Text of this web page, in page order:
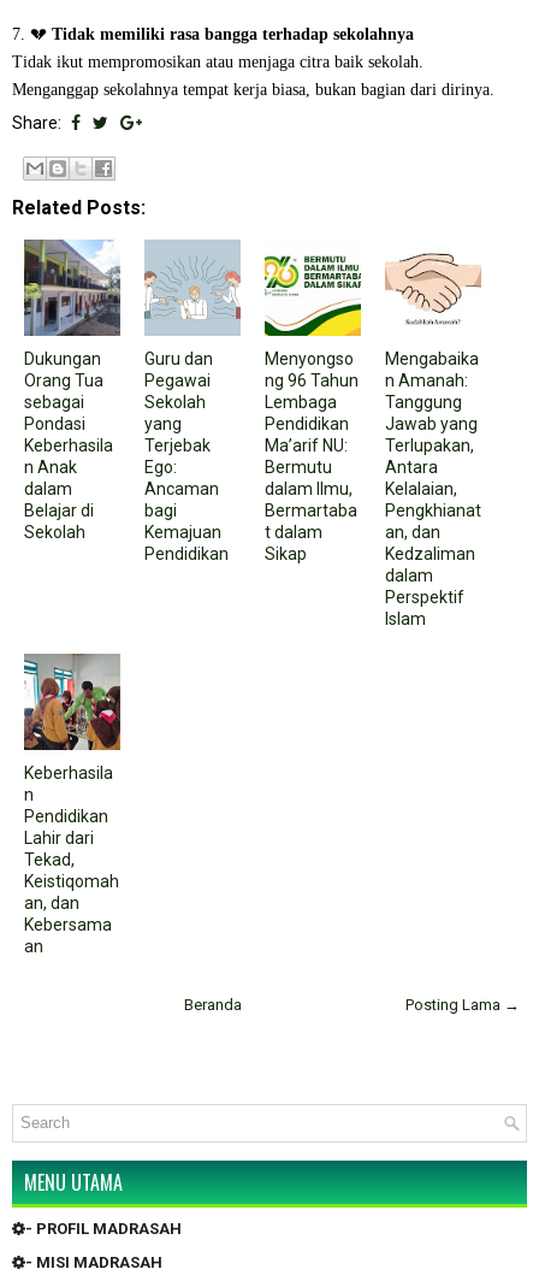
7. 💔 Tidak memiliki rasa bangga terhadap sekolahnya
Tidak ikut mempromosikan atau menjaga citra baik sekolah.
Menganggap sekolahnya tempat kerja biasa, bukan bagian dari dirinya.
Share:
Related Posts:
Dukungan
Orang Tua
sebagai
Pondasi
Keberhasila
n Anak
dalam
Belajar di
Sekolah
Guru dan
Pegawai
Sekolah
yang
Terjebak
Ego:
Ancaman
bagi
Kemajuan
Pendidikan
Menyongso
ng 96 Tahun
Lembaga
Pendidikan
Ma’arif NU:
Bermutu
dalam Ilmu,
Bermartaba
t dalam
Sikap
Mengabaika
n Amanah:
Tanggung
Jawab yang
Terlupakan,
Antara
Kelalaian,
Pengkhianat
an, dan
Kedzaliman
dalam
Perspektif
Islam
Keberhasila
n
Pendidikan
Lahir dari
Tekad,
Keistiqomah
an, dan
Kebersama
an
Posting Lama →
Beranda
MENU UTAMA
- PROFIL MADRASAH
- MISI MADRASAH